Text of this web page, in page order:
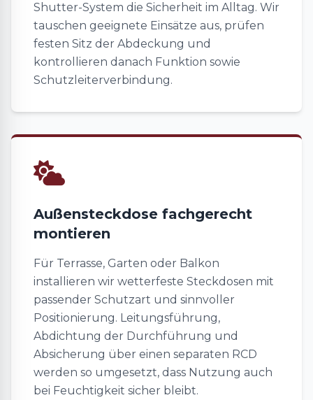
Shutter-System die Sicherheit im Alltag. Wir
tauschen geeignete Einsätze aus, prüfen
festen Sitz der Abdeckung und
kontrollieren danach Funktion sowie
Schutzleiterverbindung.
Außensteckdose fachgerecht
montieren
Für Terrasse, Garten oder Balkon
installieren wir wetterfeste Steckdosen mit
passender Schutzart und sinnvoller
Positionierung. Leitungsführung,
Abdichtung der Durchführung und
Absicherung über einen separaten RCD
werden so umgesetzt, dass Nutzung auch
bei Feuchtigkeit sicher bleibt.